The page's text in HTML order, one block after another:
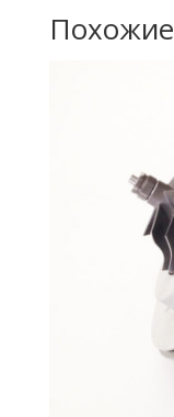
Похожие